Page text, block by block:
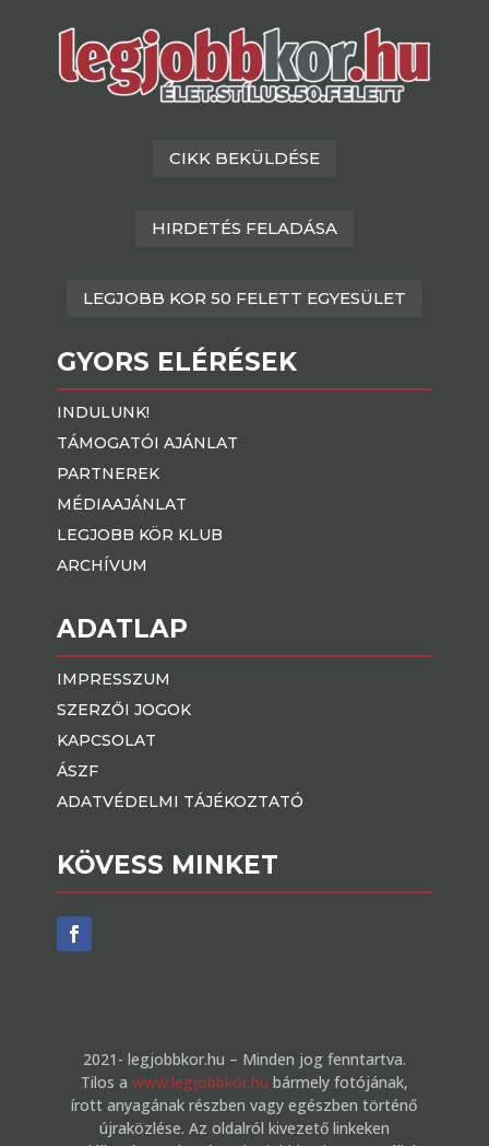
CIKK BEKÜLDÉSE
HIRDETÉS FELADÁSA
LEGJOBB KOR 50 FELETT EGYESÜLET
GYORS ELÉRÉSEK
INDULUNK!
TÁMOGATÓI AJÁNLAT
PARTNEREK
MÉDIAAJÁNLAT
LEGJOBB KÖR KLUB
ARCHÍVUM
ADATLAP
IMPRESSZUM
SZERZŐI JOGOK
KAPCSOLAT
ÁSZF
ADATVÉDELMI TÁJÉKOZTATÓ
KÖVESS MINKET
2021- legjobbkor.hu – Minden jog fenntartva.
Tilos a www.legjobbkor.hu bármely fotójának,
írott anyagának részben vagy egészben történő
újraközlése. Az oldalról kivezető linkeken